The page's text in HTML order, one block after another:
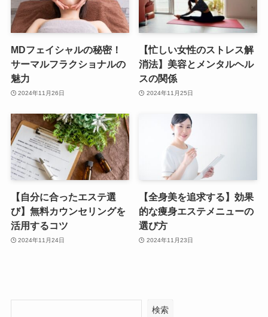
MDフェイシャルの秘密！
サーマルフラクショナルの
魅力
2024年11月26日
【忙しい女性のストレス解
消法】美容とメンタルヘル
スの関係
2024年11月25日
【自分に合ったエステ選
び】無料カウンセリングを
活用するコツ
2024年11月24日
【全身美を追求する】効果
的な痩身エステメニューの
選び方
2024年11月23日
検索